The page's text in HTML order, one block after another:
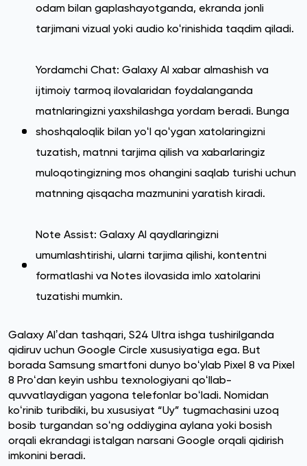
odam bilan gaplashayotganda, ekranda jonli
tarjimani vizual yoki audio koʻrinishida taqdim qiladi.
Yordamchi Chat: Galaxy AI xabar almashish va
ijtimoiy tarmoq ilovalaridan foydalanganda
matnlaringizni yaxshilashga yordam beradi. Bunga
shoshqaloqlik bilan yoʻl qoʻygan xatolaringizni
tuzatish, matnni tarjima qilish va xabarlaringiz
muloqotingizning mos ohangini saqlab turishi uchun
matnning qisqacha mazmunini yaratish kiradi.
Note Assist: Galaxy AI qaydlaringizni
umumlashtirishi, ularni tarjima qilishi, kontentni
formatlashi va Notes ilovasida imlo xatolarini
tuzatishi mumkin.
Galaxy AIʼdan tashqari, S24 Ultra ishga tushirilganda
qidiruv uchun Google Circle xususiyatiga ega. But
borada Samsung smartfoni dunyo boʻylab Pixel 8 va Pixel
8 Proʻdan keyin ushbu texnologiyani qoʻllab-
quvvatlaydigan yagona telefonlar boʻladi. Nomidan
koʻrinib turibdiki, bu xususiyat “Uy” tugmachasini uzoq
bosib turgandan soʻng oddiygina aylana yoki bosish
orqali ekrandagi istalgan narsani Google orqali qidirish
imkonini beradi.